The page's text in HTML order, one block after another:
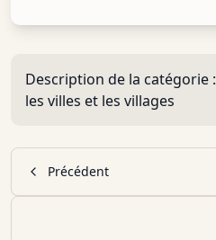
Description de la catégorie :
les villes et les villages
Précédent